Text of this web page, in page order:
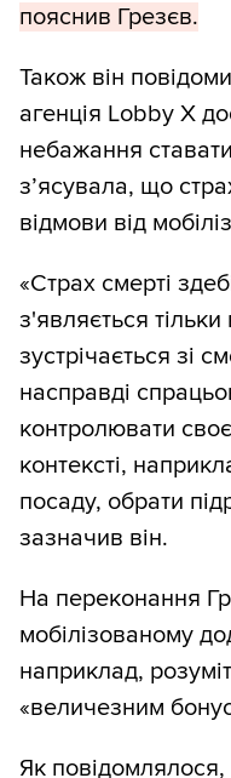
пояснив Грезєв.
Також він
агенція Lobby X
небажання
з’ясувала, що
відмови від
«Страх смерті
з'являється
зустрічається зі
насправді
контролювати
контексті,
посаду, обрати
зазначив він.
На переконання
мобілізованому
наприклад,
«величезним
Як повідомлялося,